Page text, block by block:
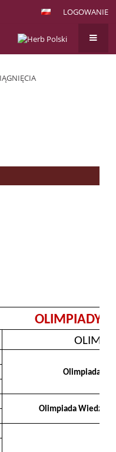
LOGOWANIE
OLIMPIADY
Olimpiada
Olimpiada Wiedzy o